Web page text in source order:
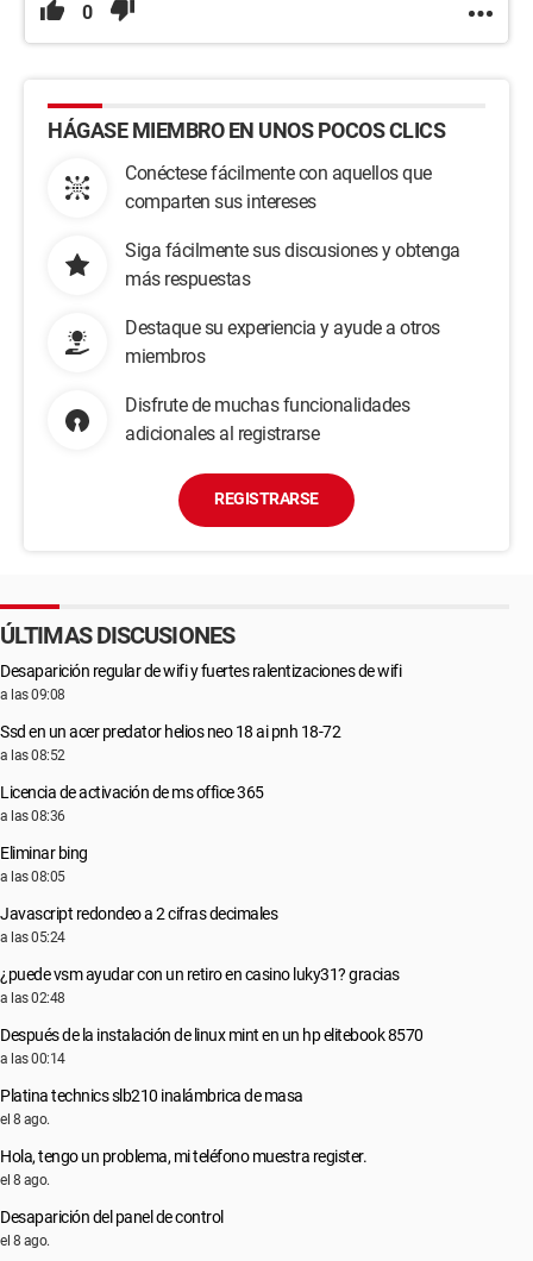
0
HÁGASE MIEMBRO EN UNOS POCOS CLICS
Conéctese fácilmente con aquellos que
comparten sus intereses
Siga fácilmente sus discusiones y obtenga
más respuestas
Destaque su experiencia y ayude a otros
miembros
Disfrute de muchas funcionalidades
adicionales al registrarse
REGISTRARSE
ÚLTIMAS DISCUSIONES
Desaparición regular de wifi y fuertes ralentizaciones de wifi
a las 09:08
Ssd en un acer predator helios neo 18 ai pnh 18-72
a las 08:52
Licencia de activación de ms office 365
a las 08:36
Eliminar bing
a las 08:05
Javascript redondeo a 2 cifras decimales
a las 05:24
¿puede vsm ayudar con un retiro en casino luky31? gracias
a las 02:48
Después de la instalación de linux mint en un hp elitebook 8570
a las 00:14
Platina technics slb210 inalámbrica de masa
el 8 ago.
Hola, tengo un problema, mi teléfono muestra register.
el 8 ago.
Desaparición del panel de control
el 8 ago.